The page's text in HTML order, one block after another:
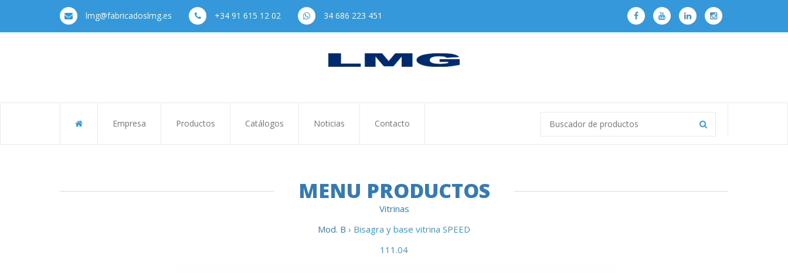
lmg@fabricadoslmg.es +34 91 615 12 02 34 686 223 451
Empresa Productos Catálogos Noticias Contacto
MENU PRODUCTOS
Vitrinas
Mod. B › Bisagra y base vitrina SPEED
111.04